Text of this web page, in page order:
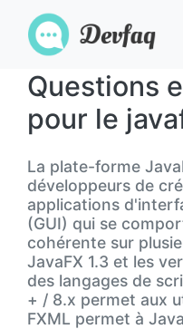
Questions
pour le
La plate-forme
développeurs de
applications
(GUI) qui se
cohérente sur
JavaFX 1.3 et les
des langages de
+ / 8.x permet aux
FXML permet à